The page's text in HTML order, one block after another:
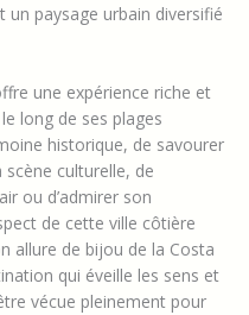
un paysage urbain diversifié
une expérience riche et
le long de ses plages
historique, de savourer
culturelle, de
ou d’admirer son
de cette ville côtière
allure de bijou de la Costa
qui éveille les sens et
vécue pleinement pour